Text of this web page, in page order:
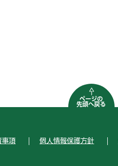
ページの
先頭へ戻る
事項 個人情報保護方針